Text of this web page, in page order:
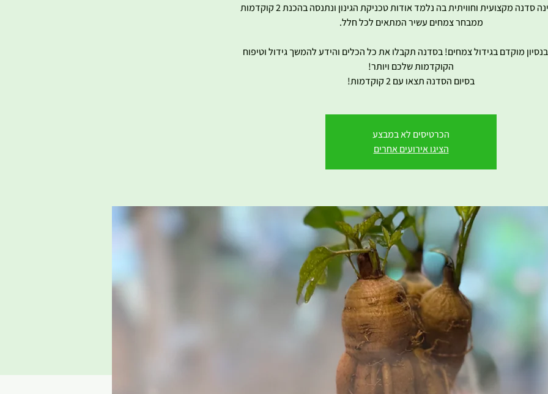
הסדנה הינה סדנה מקצועית וחוויתית בה נלמד אודות טכניקת הגינון ונתנסה בהכנת 2 קוקדמות
בנסיון מוקדם בגידול צמחים! בסדנה תקבלו את כל הכלים והידע להמשך גידול וטיפוח
בסיום הסדנה תצאו עם 2 קוקדמות!
הכרטיסים לא במבצע
הציגו אירועים אחרים